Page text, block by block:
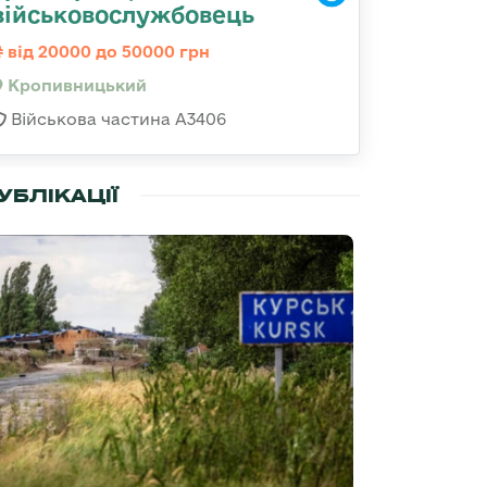
від 20000 до 50000 грн
Кропивницький
Військова частина А3406